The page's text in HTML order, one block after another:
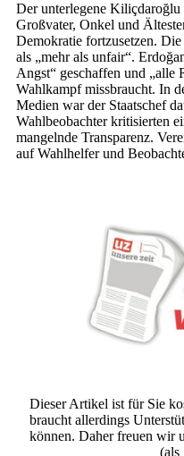
Der unterlegene Kiliçdaroğlu
Großvater, Onkel und
Demokratie fortzusetzen.
als „mehr als unfair“.
Angst“ geschaffen und „alle
Wahlkampf missbraucht. In
Medien war der Staatschef
Wahlbeobachter kritisierten
mangelnde Transparenz.
auf Wahlhelfer und
Dieser Artikel ist für Sie
braucht allerdings
können. Daher freuen wir
(als